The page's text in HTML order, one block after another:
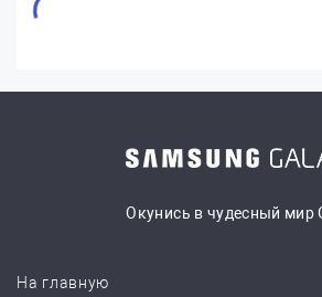
Окунись в чудесный мир
На главную